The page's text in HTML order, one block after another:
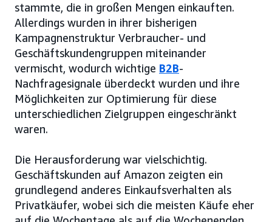
stammte, die in großen Mengen einkauften.
Allerdings wurden in ihrer bisherigen
Kampagnenstruktur Verbraucher- und
Geschäftskundengruppen miteinander
vermischt, wodurch wichtige B2B-
Nachfragesignale überdeckt wurden und ihre
Möglichkeiten zur Optimierung für diese
unterschiedlichen Zielgruppen eingeschränkt
waren.
Die Herausforderung war vielschichtig.
Geschäftskunden auf Amazon zeigten ein
grundlegend anderes Einkaufsverhalten als
Privatkäufer, wobei sich die meisten Käufe eher